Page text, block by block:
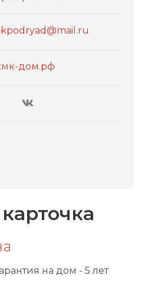
дом.рф
на дом - 5 лет